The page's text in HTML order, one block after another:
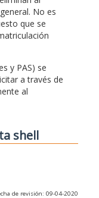
No es
que se
y PAS) se
a través de
al
shell
de revisión: 09-04-2020